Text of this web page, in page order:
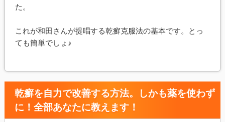
た。
これが和田さんが提唱する乾癬克服法の基本です。とっ
ても簡単でしょ♪
乾癬を自力で改善する方法。しかも薬を使わず
に！全部あなたに教えます！